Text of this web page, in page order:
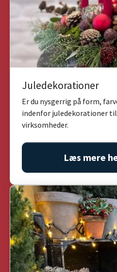
Juledekorationer
Er du nysgerrig på form,
indenfor juledekorationer
virksomheder.
Læs mere